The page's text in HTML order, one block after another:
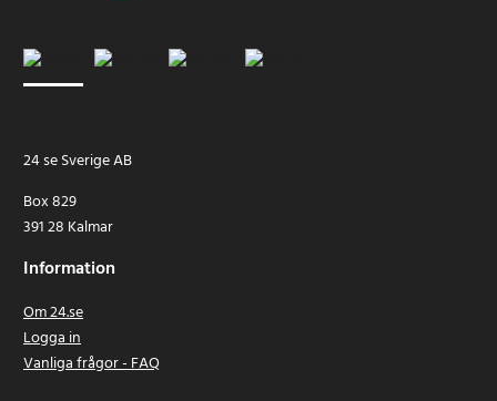
24 se Sverige AB
Box 829
391 28 Kalmar
Information
Om 24.se
Logga in
Vanliga frågor - FAQ